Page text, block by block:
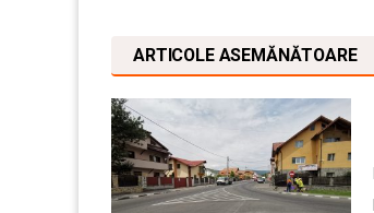
ARTICOLE ASEMĂNĂTOARE